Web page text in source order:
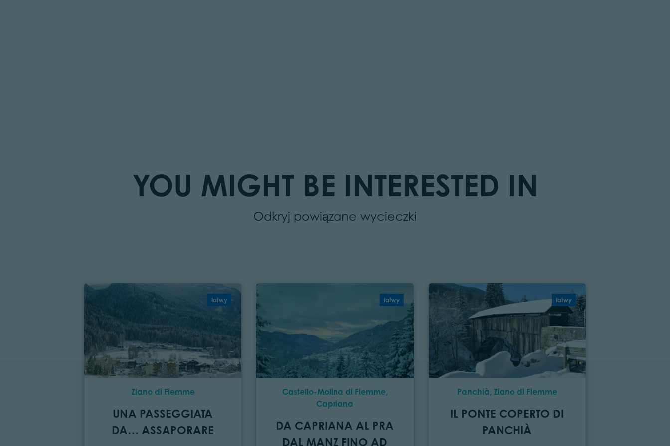
YOU MIGHT BE INTERESTED IN
Odkryj powiązane wycieczki
łatwy
Ziano di Fiemme
UNA PASSEGGIATA
DA… ASSAPORARE
łatwy
Castello-Molina di Fiemme,
Capriana
DA CAPRIANA AL PRA
DAL MANZ FINO AD
łatwy
Panchià, Ziano di Fiemme
IL PONTE COPERTO DI
PANCHIÀ